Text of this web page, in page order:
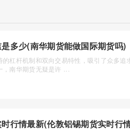
多少(南华期货能做国际期货吗)
的杠杆机制和双向交易特性，吸引了众多追
南华期货无疑是许 ...
行情最新(伦敦铝锡期货实时行